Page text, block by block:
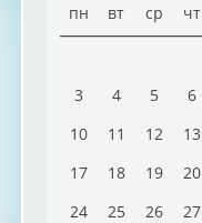
пн вт ср чт
3
4 5 6
10
11 12 13
17
18 19 20
24
25 26 27